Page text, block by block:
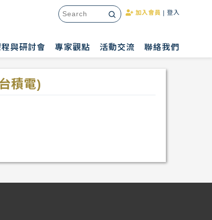
加入會員 登入
與研討會 專家觀點 活動交流 聯絡我們
積電)